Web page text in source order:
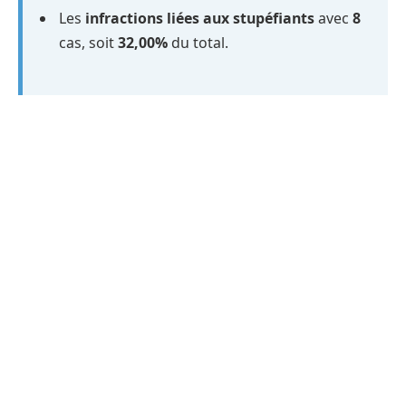
Les infractions liées aux stupéfiantsavec 8
cas, soit32,00% du total.